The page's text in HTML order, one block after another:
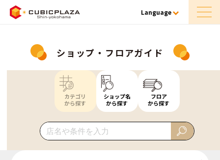
Language
ショップ・フロアガイド
カテゴリ
から探す
ショップ名
から探す
フロア
から探す